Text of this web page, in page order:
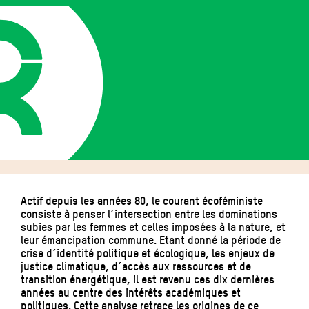
Actif depuis les années 80, le courant écoféministe
consiste à penser l´intersection entre les dominations
subies par les femmes et celles imposées à la nature, et
leur émancipation commune. Etant donné la période de
crise d´identité politique et écologique, les enjeux de
justice climatique, d´accès aux ressources et de
transition énergétique, il est revenu ces dix dernières
années au centre des intérêts académiques et
politiques. Cette analyse retrace les origines de ce